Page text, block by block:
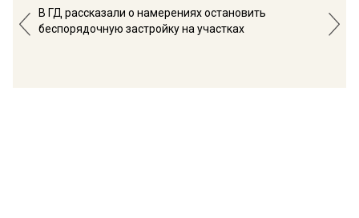
В ГД рассказали о намерениях остановить
беспорядочную застройку на участках